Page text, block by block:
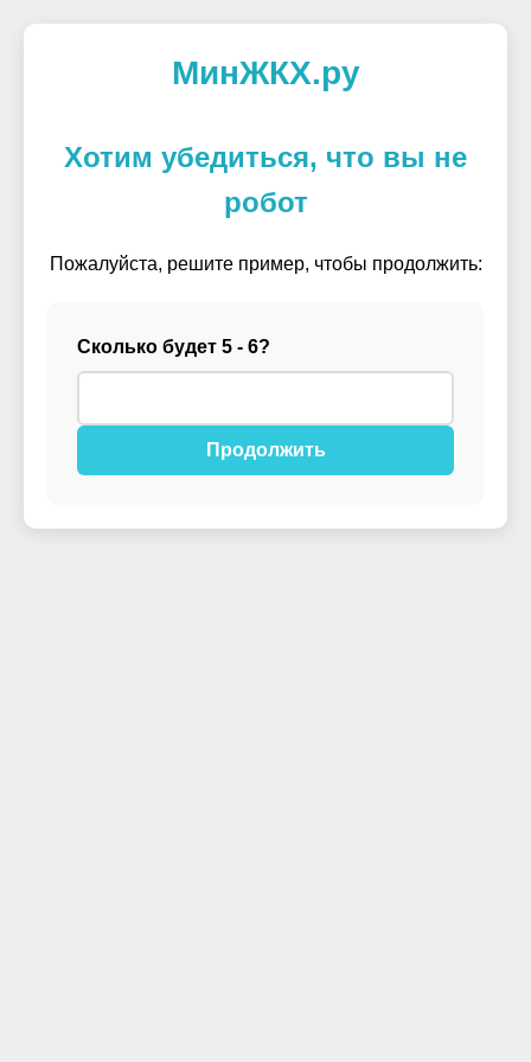
МинЖКХ.ру
Хотим убедиться, что вы не
робот
Пожалуйста, решите пример, чтобы продолжить:
Сколько будет 5 - 6?
Продолжить